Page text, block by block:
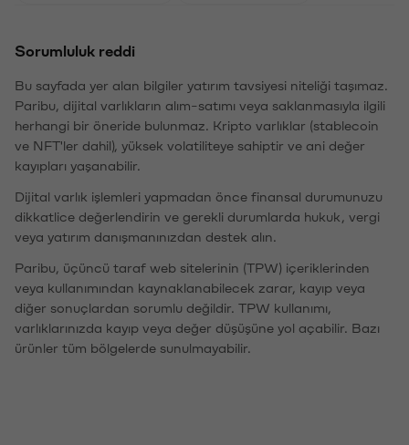
Sorumluluk reddi
Bu sayfada yer alan bilgiler yatırım tavsiyesi niteliği taşımaz.
Paribu, dijital varlıkların alım-satımı veya saklanmasıyla ilgili
herhangi bir öneride bulunmaz. Kripto varlıklar (stablecoin
ve NFT'ler dahil), yüksek volatiliteye sahiptir ve ani değer
kayıpları yaşanabilir.
Dijital varlık işlemleri yapmadan önce finansal durumunuzu
dikkatlice değerlendirin ve gerekli durumlarda hukuk, vergi
veya yatırım danışmanınızdan destek alın.
Paribu, üçüncü taraf web sitelerinin (TPW) içeriklerinden
veya kullanımından kaynaklanabilecek zarar, kayıp veya
diğer sonuçlardan sorumlu değildir. TPW kullanımı,
varlıklarınızda kayıp veya değer düşüşüne yol açabilir. Bazı
ürünler tüm bölgelerde sunulmayabilir.